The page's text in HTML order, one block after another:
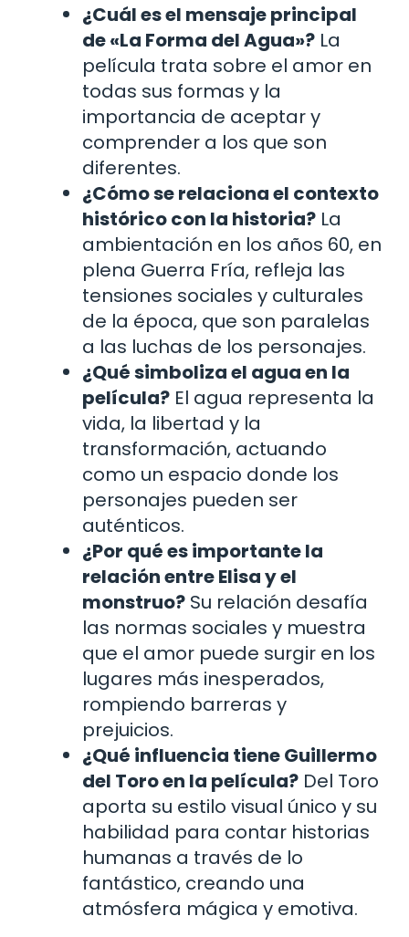
¿Cuál es el mensaje principal
de «La Forma del Agua»? La
película trata sobre el amor en
todas sus formas y la
importancia de aceptar y
comprender a los que son
diferentes.
¿Cómo se relaciona el contexto
histórico con la historia? La
ambientación en los años 60, en
plena Guerra Fría, refleja las
tensiones sociales y culturales
de la época, que son paralelas
a las luchas de los personajes.
¿Qué simboliza el agua en la
película? El agua representa la
vida, la libertad y la
transformación, actuando
como un espacio donde los
personajes pueden ser
auténticos.
¿Por qué es importante la
relación entre Elisa y el
monstruo? Su relación desafía
las normas sociales y muestra
que el amor puede surgir en los
lugares más inesperados,
rompiendo barreras y
prejuicios.
¿Qué influencia tiene Guillermo
del Toro en la película? Del Toro
aporta su estilo visual único y su
habilidad para contar historias
humanas a través de lo
fantástico, creando una
atmósfera mágica y emotiva.